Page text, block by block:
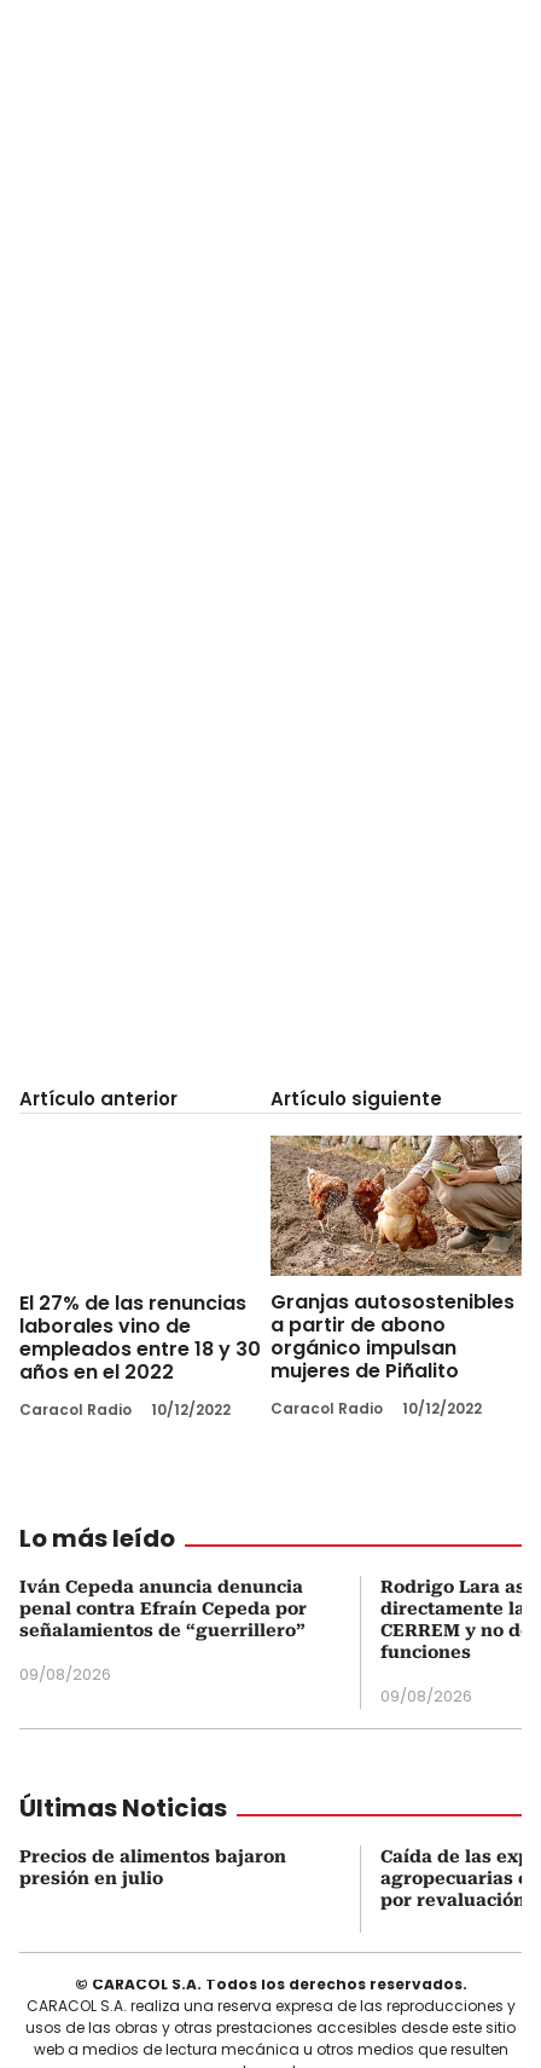
Artículo anterior
El 27% de las renuncias
laborales vino de
empleados entre 18 y 30
años en el 2022
Caracol Radio 10/12/2022
Artículo siguiente
Granjas autosostenibles
a partir de abono
orgánico impulsan
mujeres de Piñalito
Caracol Radio 10/12/2022
Lo más leído
Iván Cepeda anuncia denuncia
penal contra Efraín Cepeda por
señalamientos de “guerrillero”
09/08/2026
Rodrigo Lara
directamente la
CERREM y no
funciones
09/08/2026
Últimas Noticias
Precios de alimentos bajaron
presión en julio
Caída de las
agropecuarias
por revaluación
© CARACOL S.A. Todos los derechos reservados.
CARACOL S.A. realiza una reserva expresa de las reproducciones y
usos de las obras y otras prestaciones accesibles desde este sitio
web a medios de lectura mecánica u otros medios que resulten